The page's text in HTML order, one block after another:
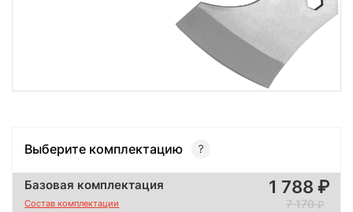
Выберите комплектацию
Базовая комплектация
Состав комплектации
1 788
7 170